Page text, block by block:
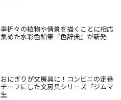
折々の植物や情景を描くことに相応
めた水彩色鉛筆『色辞典』が新発
にぎりが文房具に！コンビニの定番
ーフにした文房具シリーズ『ジムマ